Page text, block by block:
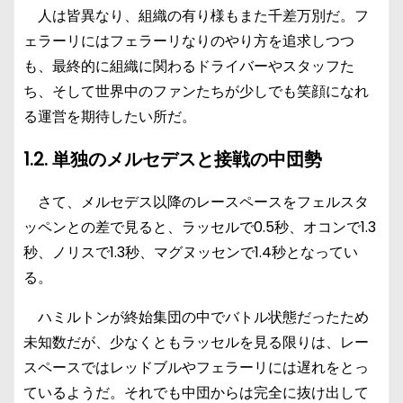
人は皆異なり、組織の有り様もまた千差万別だ。フ
ェラーリにはフェラーリなりのやり方を追求しつつ
も、最終的に組織に関わるドライバーやスタッフた
ち、そして世界中のファンたちが少しでも笑顔になれ
る運営を期待したい所だ。
1.2. 単独のメルセデスと接戦の中団勢
さて、メルセデス以降のレースペースをフェルスタ
ッペンとの差で見ると、ラッセルで0.5秒、オコンで1.3
秒、ノリスで1.3秒、マグヌッセンで1.4秒となってい
る。
ハミルトンが終始集団の中でバトル状態だったため
未知数だが、少なくともラッセルを見る限りは、レー
スペースではレッドブルやフェラーリには遅れをとっ
ているようだ。それでも中団からは完全に抜け出して